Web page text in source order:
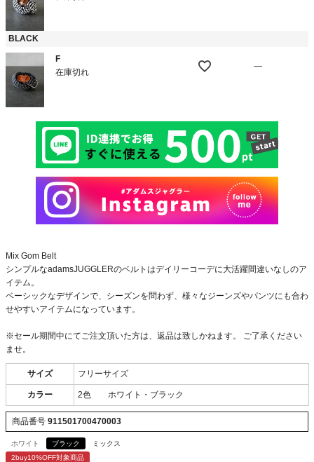
BLACK
F
在庫切れ
—
Mix Gom Belt
シンプルなadamsJUGGLERのベルトはデイリーコーデに大活躍間違いなしのア
イテム。
ベーシックなデザインで、シーズンを問わず、様々なジーンズやパンツにも合わ
せやすいアイテムになっています。
※セール期間中にてご注文頂いた方は、返品は致しかねます。 ご了承ください
ませ。
サイズ フリーサイズ
カラー 2色 ホワイト・ブラック
商品番号 911501700470003
ホワイト ブラック
ミックス
2buy10%OFF対象商品